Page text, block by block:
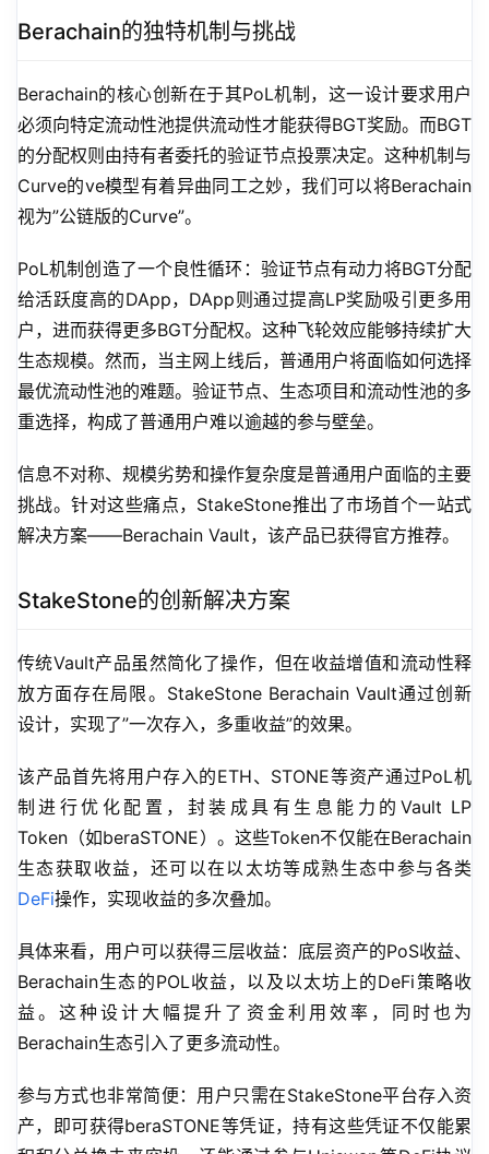
Berachain的独特机制与挑战
Berachain的核心创新在于其PoL机制，这一设计要求用户
必须向特定流动性池提供流动性才能获得BGT奖励。而BGT
的分配权则由持有者委托的验证节点投票决定。这种机制与
Curve的ve模型有着异曲同工之妙，我们可以将Berachain
视为”公链版的Curve”。
PoL机制创造了一个良性循环：验证节点有动力将BGT分配
给活跃度高的DApp，DApp则通过提高LP奖励吸引更多用
户，进而获得更多BGT分配权。这种飞轮效应能够持续扩大
生态规模。然而，当主网上线后，普通用户将面临如何选择
最优流动性池的难题。验证节点、生态项目和流动性池的多
重选择，构成了普通用户难以逾越的参与壁垒。
信息不对称、规模劣势和操作复杂度是普通用户面临的主要
挑战。针对这些痛点，StakeStone推出了市场首个一站式
解决方案——Berachain Vault，该产品已获得官方推荐。
StakeStone的创新解决方案
传统Vault产品虽然简化了操作，但在收益增值和流动性释
放方面存在局限。StakeStone Berachain Vault通过创新
设计，实现了”一次存入，多重收益”的效果。
该产品首先将用户存入的ETH、STONE等资产通过PoL机
制进行优化配置，封装成具有生息能力的Vault LP
Token（如beraSTONE）。这些Token不仅能在Berachain
生态获取收益，还可以在以太坊等成熟生态中参与各类
DeFi操作，实现收益的多次叠加。
具体来看，用户可以获得三层收益：底层资产的PoS收益、
Berachain生态的POL收益，以及以太坊上的DeFi策略收
益。这种设计大幅提升了资金利用效率，同时也为
Berachain生态引入了更多流动性。
参与方式也非常简便：用户只需在StakeStone平台存入资
产，即可获得beraSTONE等凭证，持有这些凭证不仅能累